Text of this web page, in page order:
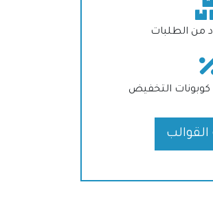
من الطلبات
التخفيض
القوالب